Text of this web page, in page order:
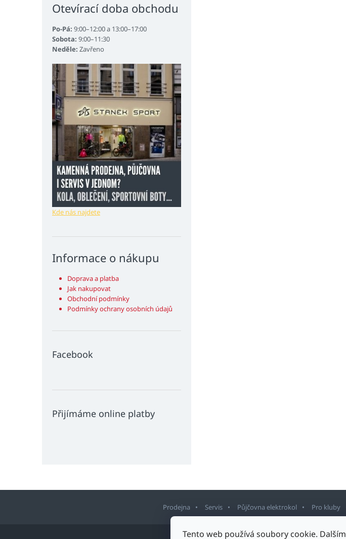
Tento web používá soubory cookie. Dalším
Otevírací doba obchodu
Po-Pá: 9:00–12:00 a 13:00–17:00
Sobota: 9:00–11:30
Neděle: Zavřeno
Kde nás najdete
Informace o nákupu
Doprava a platba
Jak nakupovat
Obchodní podmínky
Podmínky ochrany osobních údajů
Facebook
Přijímáme online platby
Prodejna Servis Půjčovna elektrokol Pro kluby